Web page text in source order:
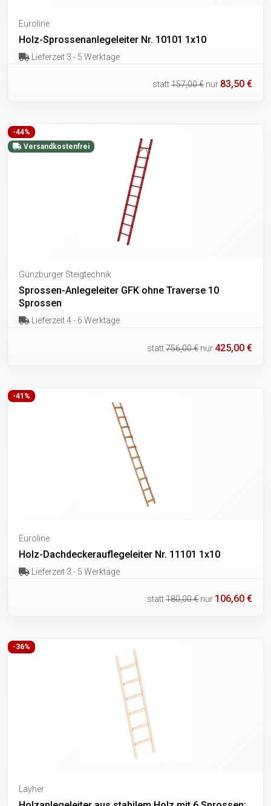
Euroline
Holz-Sprossenanlegeleiter Nr. 10101 1x10
Lieferzeit 3 - 5 Werktage
statt157,00 € nur 83,50 €
-44%
Versandkostenfrei
Günzburger Steigtechnik
Sprossen-Anlegeleiter GFK ohne Traverse 10
Sprossen
Lieferzeit 4 - 6 Werktage
statt756,00 € nur 425,00 €
-41%
Euroline
Holz-Dachdeckerauflegeleiter Nr. 11101 1x10
Lieferzeit 3 - 5 Werktage
statt180,00 € nur 106,60 €
-36%
Layher